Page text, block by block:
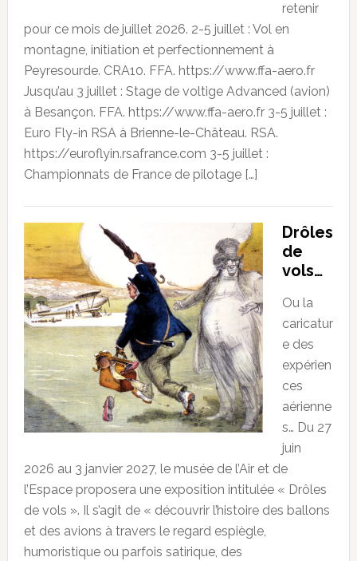
retenir
pour ce mois de juillet 2026. 2-5 juillet : Vol en
montagne, initiation et perfectionnement à
Peyresourde. CRA10. FFA. https://www.ffa-aero.fr
Jusqu’au 3 juillet : Stage de voltige Advanced (avion)
à Besançon. FFA. https://www.ffa-aero.fr 3-5 juillet :
Euro Fly-in RSA à Brienne-le-Château. RSA.
https://euroflyin.rsafrance.com 3-5 juillet :
Championnats de France de pilotage […]
Drôles
de
vols…
Ou la
caricatur
e des
expérien
ces
aérienne
s… Du 27
juin
2026 au 3 janvier 2027, le musée de l’Air et de
l’Espace proposera une exposition intitulée « Drôles
de vols ». Il s’agit de « découvrir l’histoire des ballons
et des avions à travers le regard espiègle,
humoristique ou parfois satirique, des